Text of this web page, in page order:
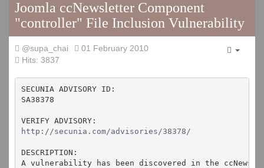
Joomla ccNewsletter Component
"controller" File Inclusion Vulnerability
@supa_chai
01 February 2010
Hits: 3837
SECUNIA ADVISORY ID:
SA38378
VERIFY ADVISORY:
http://secunia.com/advisories/38378/
DESCRIPTION:
A vulnerability has been discovered in the